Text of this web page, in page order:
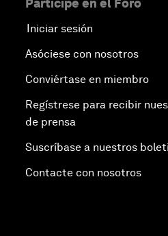
Participe en el Foro
Iniciar sesión
Asóciese con nosotros
Conviértase en miembro
Regístrese para recibir
de prensa
Suscríbase a nuestros
Contacte con nosotros